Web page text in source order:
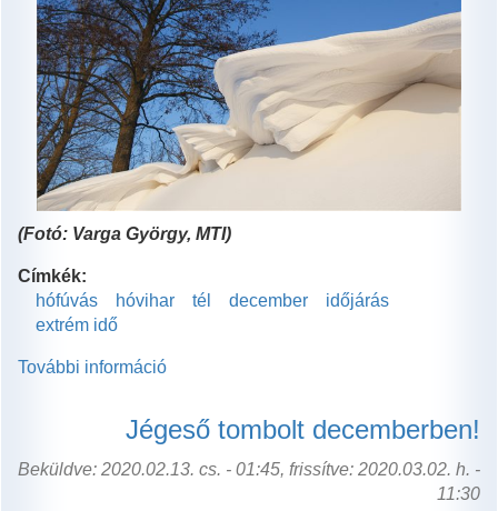
(Fotó: Varga György, MTI)
Címkék:
hófúvás
hóvihar tél december
időjárás
extrém idő
További információ
országban
tartalommal
Jégeső tombolt decemberben!
Beküldve: 2020.02.13. cs. - 01:45, frissítve: 2020.03.02. h. -
11:30